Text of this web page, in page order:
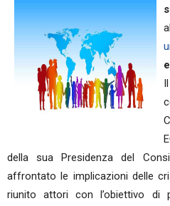
della sua Presidenza del
affrontato le implicazioni delle
riunito attori con l’obiettivo di